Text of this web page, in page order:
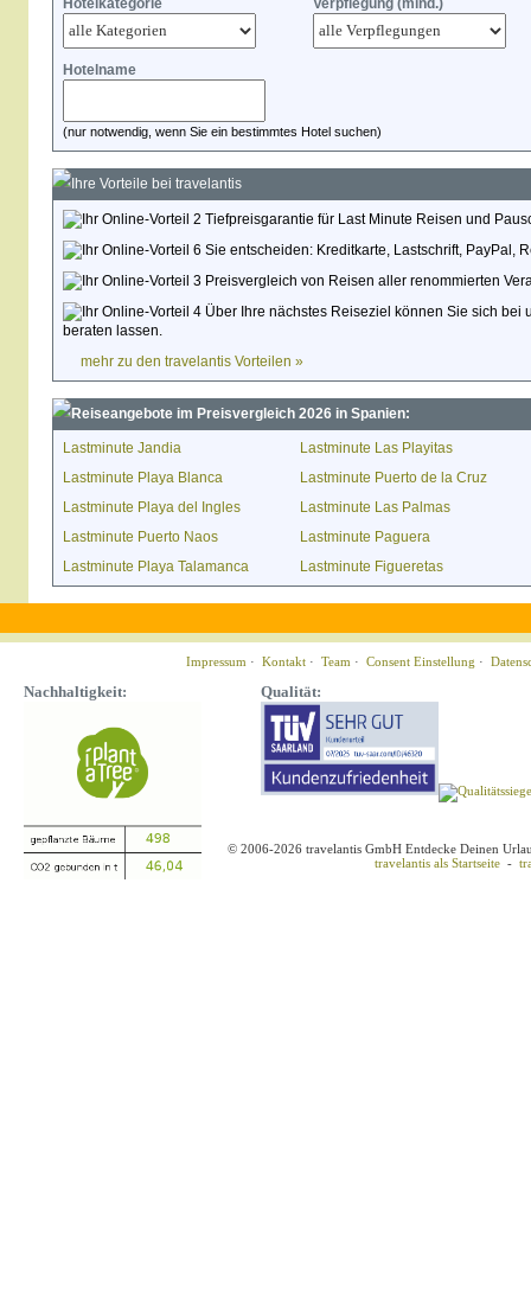
Hotelkategorie Verpflegung (mind.)
Hotelname
(nur notwendig, wenn Sie ein bestimmtes Hotel suchen)
Ihre Vorteile bei travelantis
Tiefpreisgarantie für Last Minute Reisen und
Sie entscheiden: Kreditkarte, Lastschrift, PayPal,
Preisvergleich von Reisen aller renommierten
Über Ihre nächstes Reiseziel können Sie sich bei
beraten lassen.
mehr zu den travelantis Vorteilen »
Reiseangebote im Preisvergleich 2026 in Spanien:
Lastminute Jandia
Lastminute Las Playitas
Lastminute Playa Blanca
Lastminute Puerto de la Cruz
Lastminute Playa del Ingles
Lastminute Las Palmas
Lastminute Puerto Naos
Lastminute Paguera
Lastminute Playa Talamanca
Lastminute Figueretas
Impressum · Kontakt · Team · Consent Einstellung ·
Nachhaltigkeit: Qualität:
© 2006-2026 travelantis GmbH Entdecke Deinen
travelantis als Startseite -